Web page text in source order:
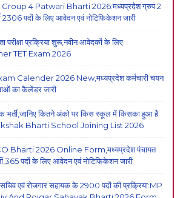
4 Patwari Bharti 2026:मध्यप्रदेश ग्रुप 2
2306 पदों के लिए आवेदन एवं नोटिफिकेशन जारी
परीक्षा प्रक्रिया शुरू,नवीन आवेदकों के लिए
TET Exam 2026
Calender 2026 New,मध्यप्रदेश कर्मचारी चयन
का कैलेंडर जारी
भर्ती,जानिए कितने अंको पर किस स्कूल में किसका हुआ है
Bharti School Joining List 2026
Bharti 2026 Online Form,मध्यप्रदेश पंचायत
पदों के लिए आवेदन एवं नोटिफिकेशन जारी
सचिव एवं रोजगार सहायक के 2900 पदों की प्रक्रिया:MP